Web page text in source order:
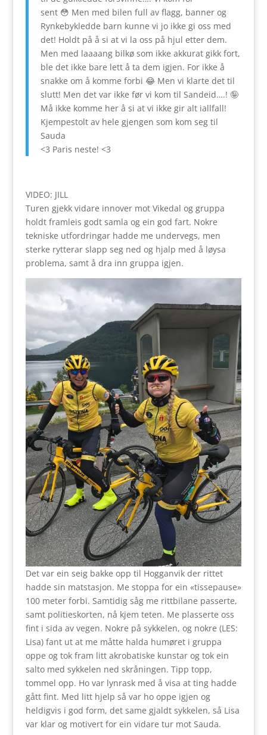
sent 😳 Men med bilen full av flagg, banner og
Rynkebykledde barn kunne vi jo ikke gi oss med
det! Holdt på å si at vi la oss på hjul etter dem.
Men med laaaang bilkø som ikke akkurat gikk fort,
ble det ikke bare lett å ta dem igjen. For ikke å
snakke om å komme forbi 😂 Men vi klarte det til
slutt! Men det var ikke før vi kom til Sandeid….! 🤪
Må ikke komme her å si at vi ikke gir alt iallfall!
Kjempestolt av hele gjengen som kom seg til
Sauda
<3 Paris neste! <3
VIDEO: JILL
Turen gjekk vidare innover mot Vikedal og gruppa
holdt framleis godt samla og ein god fart. Nokre
tekniske utfordringar hadde me undervegs, men
sterke rytterar slapp seg ned og hjalp med å løysa
problema, samt å dra inn gruppa igjen.
Det var ein seig bakke opp til Hogganvik der rittet
hadde sin matstasjon. Me stoppa for ein «tissepause»
100 meter forbi. Samtidig såg me rittbilane passerte,
samt politieskorten, nå kjem teten. Me plasserte oss
fint i sida av vegen. Nokre på sykkelen, og nokre (LES:
Lisa) fant ut at me måtte halda humøret i gruppa
oppe og tok fram litt akrobatiske kunstar og tok ein
salto med sykkelen ned skråningen. Tipp topp,
tommel opp. Ho var lynrask med å visa at ting hadde
gått fint. Med litt hjelp så var ho oppe igjen og
heldigvis i god form, det same gjaldt sykkelen, så Lisa
var klar og motivert for ein vidare tur mot Sauda.